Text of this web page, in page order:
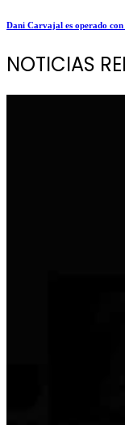
Dani Carvajal es operado con
NOTICIAS